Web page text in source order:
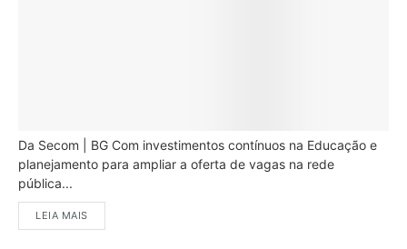
Da Secom | BG Com investimentos contínuos na Educação e
planejamento para ampliar a oferta de vagas na rede
pública...
LEIA MAIS